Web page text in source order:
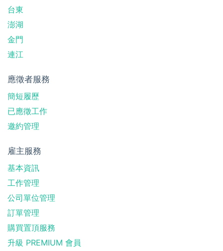
台東
澎湖
金門
連江
應徵者服務
簡短履歷
已應徵工作
邀約管理
雇主服務
基本資訊
工作管理
公司單位管理
訂單管理
購買置頂服務
升級 PREMIUM 會員